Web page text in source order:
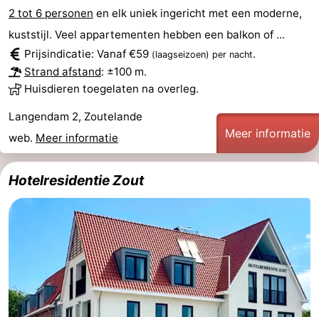
Wandelen
-
Paardrijden
-
Golfbanen
-
Delta-
en
paravliegen
Eten
en
drinken
Evenementen
Ringrijden
Zoutelande
Route
2 tot 6 personen en elk uniek ingericht met een moderne,
kuststijl. Veel appartementen hebben een balkon of ...
Prijsindicatie: Vanaf €59 (laagseizoen) per nacht.
Strand afstand: ±100 m.
Huisdieren toegelaten na overleg.
Langendam 2, Zoutelande
web. Meer informatie Meer informatie
Hotelresidentie Zout